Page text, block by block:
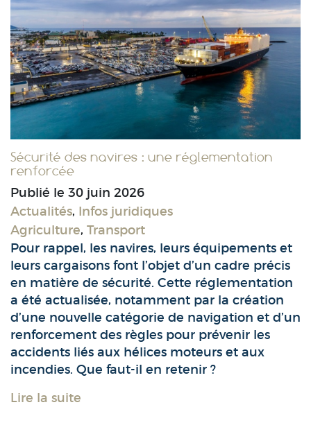
Sécurité des navires : une réglementation
renforcée
Publié le 30 juin 2026
Actualités, Infos juridiques
Agriculture, Transport
Pour rappel, les navires, leurs équipements et
leurs cargaisons font l’objet d’un cadre précis
en matière de sécurité. Cette réglementation
a été actualisée, notamment par la création
d’une nouvelle catégorie de navigation et d’un
renforcement des règles pour prévenir les
accidents liés aux hélices moteurs et aux
incendies. Que faut-il en retenir ?
Lire la suite